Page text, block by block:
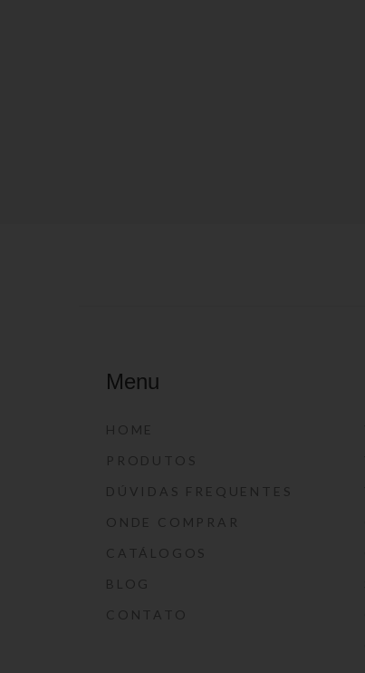
Menu
HOME
PRODUTOS
DÚVIDAS FREQUENTES
ONDE COMPRAR
CATÁLOGOS
BLOG
CONTATO